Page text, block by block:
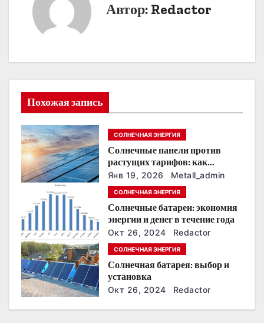
я
п
о
з
п
и
с
я
м
Автор: Redactor
Похожая запись
СОЛНЕЧНАЯ ЭНЕРГИЯ
Солнечные панели против
растущих тарифов: как
сохранить
энергонезависимость в
ближайшие годы
Янв 19, 2026 Metall_admin
СОЛНЕЧНАЯ ЭНЕРГИЯ
Солнечные батареи: экономия
энергии и денег в течение года
Окт 26, 2024 Redactor
СОЛНЕЧНАЯ ЭНЕРГИЯ
Солнечная батарея: выбор и
установка
Окт 26, 2024 Redactor